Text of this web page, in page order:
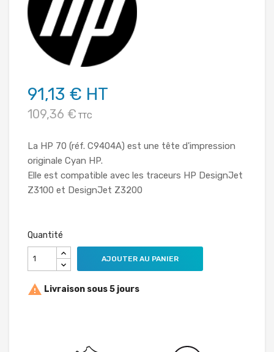
91,13 € HT
109,36 € TTC
La HP 70 (réf. C9404A) est une tête d'impression
originale Cyan HP.
Elle est compatible avec les traceurs HP DesignJet
Z3100 et DesignJet Z3200
Quantité
AJOUTER AU PANIER
 Livraison sous 5 jours